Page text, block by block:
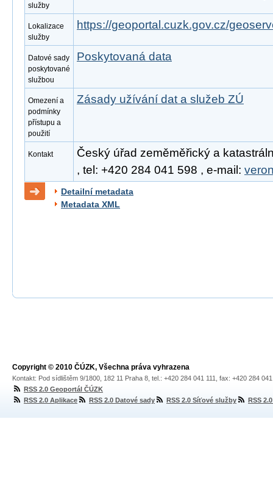
služby
Lokalizace
služby
https://geoportal.cuzk.gov.cz/
Datové sady
poskytované
službou
Poskytovaná data
Omezení a
podmínky
přístupu a
použití
Zásady užívání dat a služeb ZÚ
Kontakt
Český úřad zeměměřický a
, tel: +420 284 041 598 , e-mail:
Detailní metadata
Metadata XML
Copyright © 2010 ČÚZK, Všechna práva vyhrazena
Kontakt: Pod sídlištěm 9/1800, 182 11 Praha 8, tel.: +420 284 041 111, fax: +420 284
RSS 2.0 Geoportál ČÚZK
RSS 2.0 Aplikace
RSS 2.0 Datové sady RSS 2.0 Síťové služby RSS